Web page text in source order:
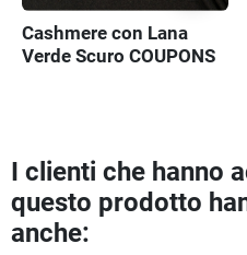
Cashmere con Lana
Verde Scuro COUPONS
I clienti che hanno
questo prodotto
anche: